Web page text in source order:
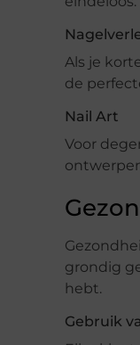
Als je
de
Nail Art
Voor
grondig
hebt.
Gebruik